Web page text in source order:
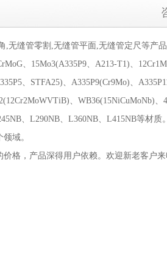
管零割,无缝管平面,无缝管定尺等产品
、15Mo3(A335P9、A213-T1)、
、STFA25)、A335P9(Cr9Mo)、
、WB36(15NiCuMoNb)、
、L290NB、L360NB、L415NB等材质。
域。
，产品深得用户依赖。欢迎新老客户来